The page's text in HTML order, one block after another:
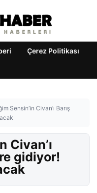
Çerez Politikası
Sensin’in Civan’ı Barış
Civan’ı
gidiyor!